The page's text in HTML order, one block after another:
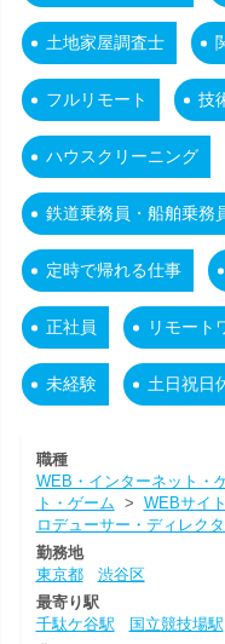
土地家屋調査士
フルリモート 技
ハウスクリーニング
鉄道乗務員・船舶乗務
定時で帰れる仕事
正社員 リモート
未経験 土日祝日
職種
WEB・インターネット・
ト・ゲーム > WEBサイ
ロデューサー・ディレク
勤務地
東京都
渋谷区
最寄り駅
千駄ケ谷駅
国立競技場駅